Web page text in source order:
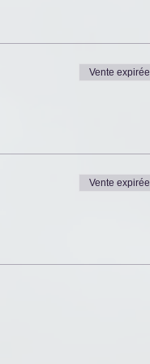
etc.) ;
fins de semaine.
Vente expirée
Vente expirée